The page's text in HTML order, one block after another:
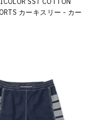
カーキスリー - カー